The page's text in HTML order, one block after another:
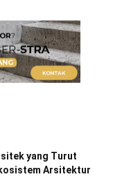
yang Turut
Arsitektur